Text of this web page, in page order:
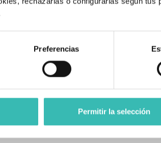
Preferencias
Permitir la selección
Faja Corta StarBrace Dynamic |
Añadir al carrito 